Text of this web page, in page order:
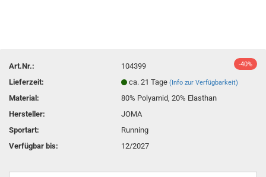
-40%
Art.Nr.:
104399
Lieferzeit:
ca. 21 Tage(Info zur Verfügbarkeit)
Material:
80% Polyamid, 20% Elasthan
Hersteller:
JOMA
Sportart:
Running
Verfügbar bis:
12/2027